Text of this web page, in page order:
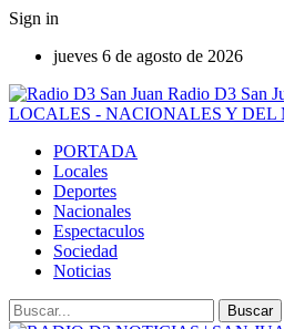
Sign in
jueves 6 de agosto de 2026
Radio D3 San
LOCALES - NACIONALES Y DEL
PORTADA
Locales
Deportes
Nacionales
Espectaculos
Sociedad
Noticias